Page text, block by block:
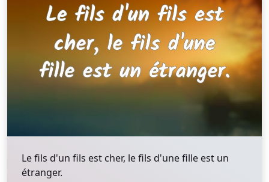
Le fils d'un fils est cher, le fils d'une fille est un
étranger.